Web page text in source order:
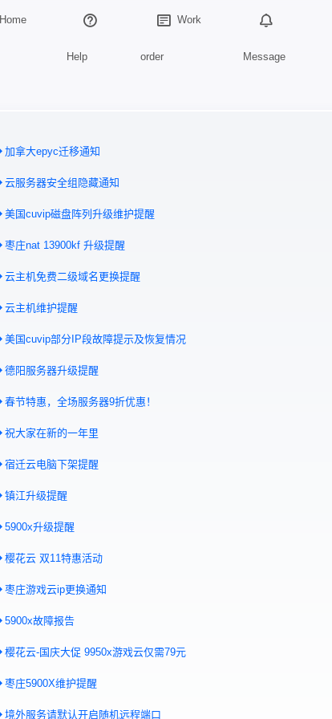
Home
Help
Work
order Message
加拿大epyc迁移通知
云服务器安全组隐藏通知
美国cuvip磁盘阵列升级维护提醒
枣庄nat 13900kf 升级提醒
云主机免费二级域名更换提醒
云主机维护提醒
美国cuvip部分IP段故障提示及恢复情况
德阳服务器升级提醒
春节特惠，全场服务器9折优惠！
祝大家在新的一年里
宿迁云电脑下架提醒
镇江升级提醒
5900x升级提醒
樱花云 双11特惠活动
枣庄游戏云ip更换通知
5900x故障报告
樱花云-国庆大促 9950x游戏云仅需79元
枣庄5900X维护提醒
境外服务请默认开启随机远程端口